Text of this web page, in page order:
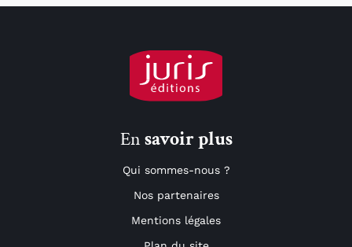
Ensavoir plus
Qui sommes-nous ?
Nos partenaires
Mentions légales